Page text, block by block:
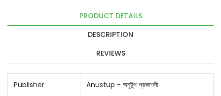
PRODUCT DETAILS
DESCRIPTION
REVIEWS
Publisher Anustup - অনুষ্টুপ প্রকাশনী